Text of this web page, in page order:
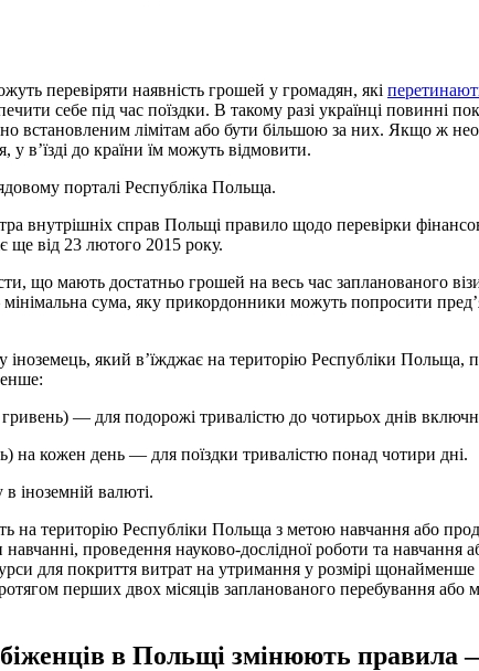
перевіряти наявність грошей у громадян, які
себе під час поїздки. В такому разі українці повинні
встановленим лімітам або бути більшою за них. Якщо ж
у в’їзді до країни їм можуть відмовити.
порталі Республіка Польща.
внутрішніх справ Польщі правило щодо перевірки
ще від 23 лютого 2015 року.
що мають достатньо грошей на весь час запланованого
сума, яку прикордонники можуть попросити
іноземець, який в’їжджає на територію Республіки Польща,
гривень) — для подорожі тривалістю до чотирьох днів
на кожен день — для поїздки тривалістю понад чотири дні.
в іноземній валюті.
на територію Республіки Польща з метою навчання або
проведення науково-дослідної роботи та навчання
для покриття витрат на утримання у розмірі
перших двох місяців запланованого перебування або
в Польщі змінюють правила